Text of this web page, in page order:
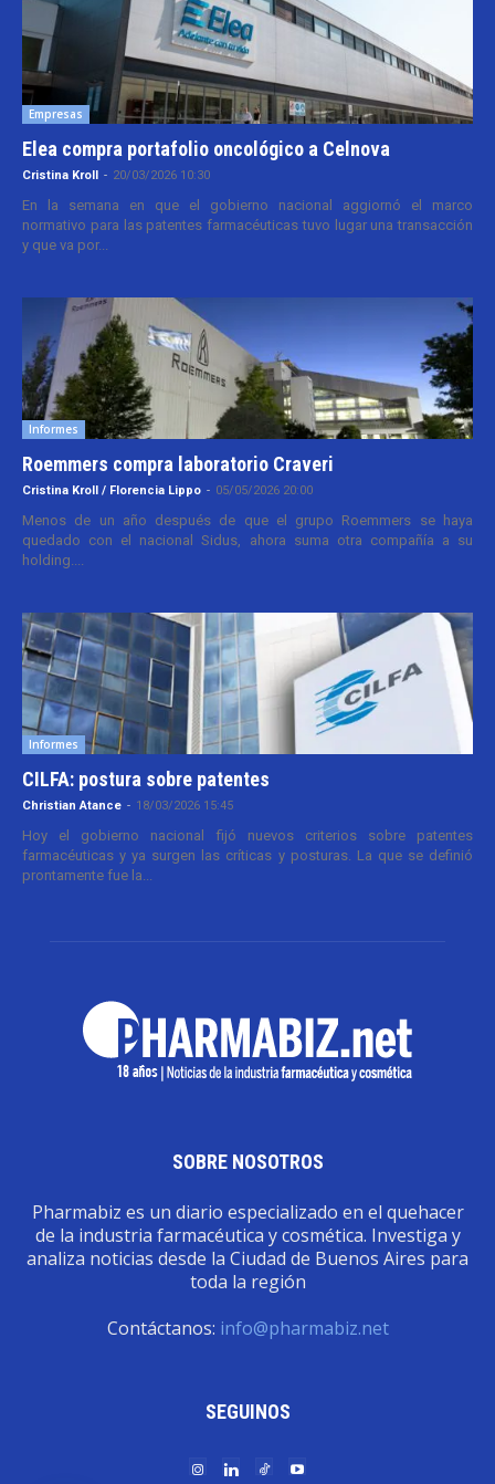
Empresas
Elea compra portafolio oncológico a Celnova
Cristina Kroll - 20/03/2026 10:30
En la semana en que el gobierno nacional aggiornó el marco
normativo para las patentes farmacéuticas tuvo lugar una transacción
y que va por...
Informes
Roemmers compra laboratorio Craveri
Cristina Kroll / Florencia Lippo - 05/05/2026 20:00
Menos de un año después de que el grupo Roemmers se haya
quedado con el nacional Sidus, ahora suma otra compañía a su
holding....
Informes
CILFA: postura sobre patentes
Christian Atance - 18/03/2026 15:45
Hoy el gobierno nacional fijó nuevos criterios sobre patentes
farmacéuticas y ya surgen las críticas y posturas. La que se definió
prontamente fue la...
SOBRE NOSOTROS
Pharmabiz es un diario especializado en el quehacer
de la industria farmacéutica y cosmética. Investiga y
analiza noticias desde la Ciudad de Buenos Aires para
toda la región
Contáctanos: info@pharmabiz.net
SEGUINOS